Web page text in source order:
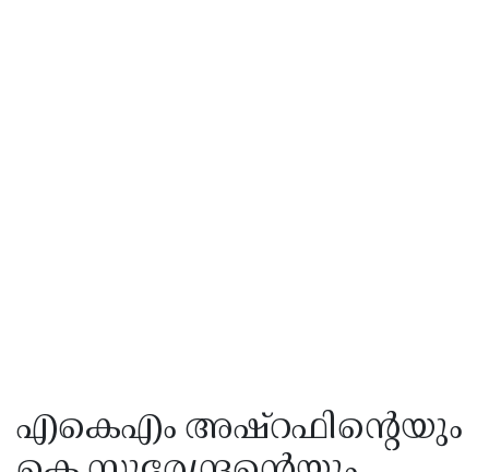
എകെഎം അഷ്റഫിന്റെയും